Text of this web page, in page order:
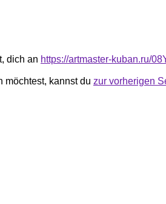
dich an https://artmaster-kuban.ru/
möchtest, kannst du zur vorherigen